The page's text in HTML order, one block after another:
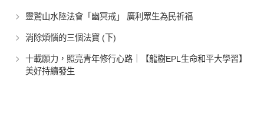
靈鷲山水陸法會「幽冥戒」 廣利眾生為民祈福
消除煩惱的三個法寶 (下)
十載願力，照亮青年修行心路｜【龍樹EPL生命和平大學習】
美好持續發生